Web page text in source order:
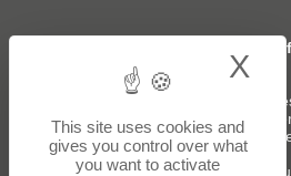
Adresses-
Services :
Liste des adresses e-mails
Liste des adresses e-mails des
-Création ou refonte du site
Sites partenaires:
This site uses cookies and
gives you control over what
you want to activate
X